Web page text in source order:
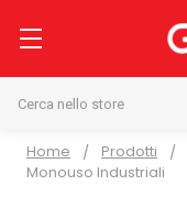
Home Prodotti
Monouso Industriali